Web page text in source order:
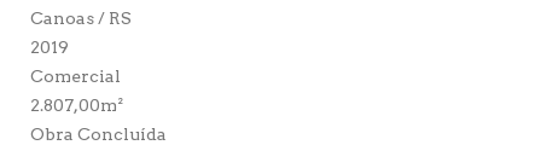
Canoas / RS
2019
Comercial
2.807,00m²
Obra Concluída